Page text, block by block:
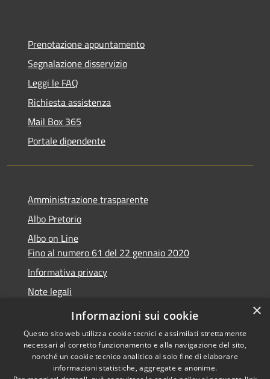
Prenotazione appuntamento
Segnalazione disservizio
Leggi le FAQ
Richiesta assistenza
Mail Box 365
Portale dipendente
Amministrazione trasparente
Albo Pretorio
Albo on Line
Fino al numero 61 del 22 gennaio 2020
Informativa privacy
Note legali
Dichiarazione di accessibilità
Copyright © 2026 • Comune di
×
Informazioni sui cookie
Questo sito web utilizza cookie tecnici e assimilati strettamente
necessari al corretto funzionamento e alla navigazione del sito,
nonché un cookie tecnico analitico al solo fine di elaborare
informazioni statistiche, aggregate e anonime.